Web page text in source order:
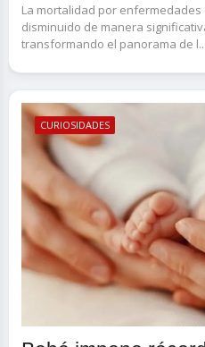
La mortalidad por
disminuido de manera
transformando el panorama de l...
CURIOSIDADES